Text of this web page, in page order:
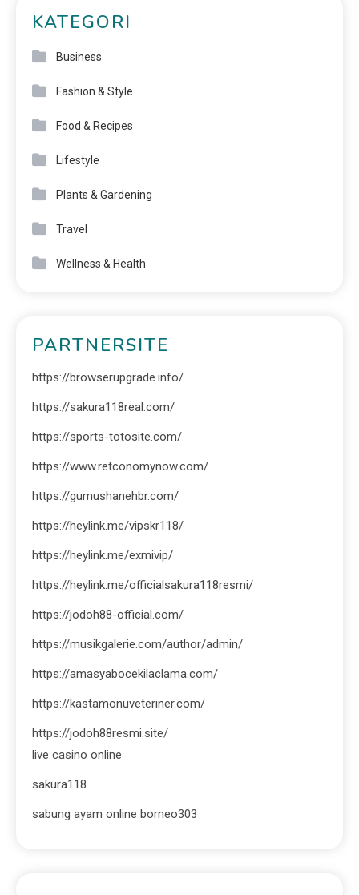
KATEGORI
Business
Fashion & Style
Food & Recipes
Lifestyle
Plants & Gardening
Travel
Wellness & Health
PARTNERSITE
https://browserupgrade.info/
https://sakura118real.com/
https://sports-totosite.com/
https://www.retconomynow.com/
https://gumushanehbr.com/
https://heylink.me/vipskr118/
https://heylink.me/exmivip/
https://heylink.me/officialsakura118resmi/
https://jodoh88-official.com/
https://musikgalerie.com/author/admin/
https://amasyabocekilaclama.com/
https://kastamonuveteriner.com/
https://jodoh88resmi.site/
live casino online
sakura118
sabung ayam online borneo303